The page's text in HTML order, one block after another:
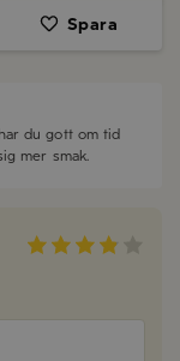
Spara
du gott om tid
mer smak.